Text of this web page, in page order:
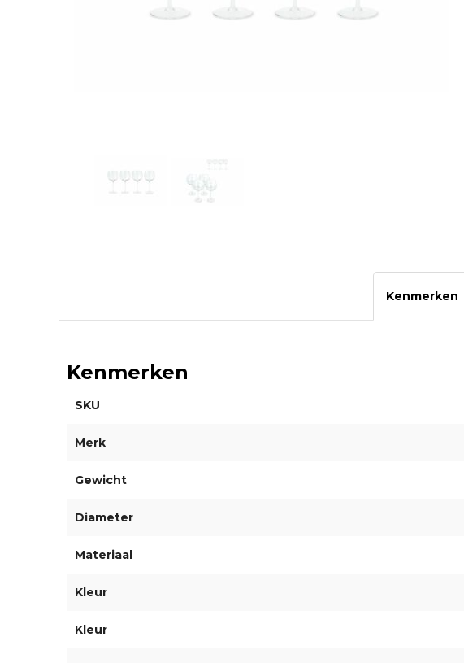
Kenmerken
Kenmerken
SKU
Merk
Gewicht
Diameter
Materiaal
Kleur
Kleur